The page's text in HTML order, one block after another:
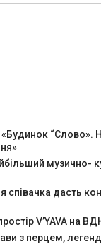
“Слово».
музично-
співачка дасть
V’YAVA на
з перцем,